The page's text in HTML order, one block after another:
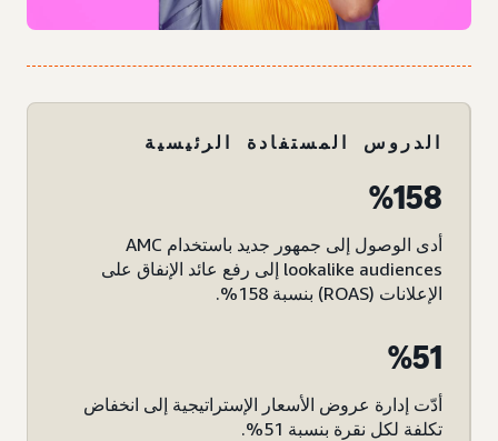
الدروس المستفادة الرئيسية
158‏%
أدى الوصول إلى جمهور جديد باستخدام AMC
lookalike audiences إلى رفع عائد الإنفاق على
الإعلانات (ROAS) بنسبة 158%.
51‏%
أدّت إدارة عروض الأسعار الإستراتيجية إلى انخفاض
تكلفة لكل نقرة بنسبة 51%.